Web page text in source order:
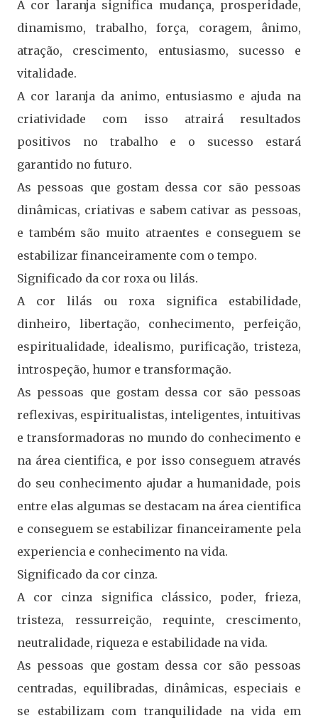
A cor laranja significa mudança, prosperidade,
dinamismo, trabalho, força, coragem, ânimo,
atração, crescimento, entusiasmo, sucesso e
vitalidade.
A cor laranja da animo, entusiasmo e ajuda na
criatividade com isso atrairá resultados
positivos no trabalho e o sucesso estará
garantido no futuro.
As pessoas que gostam dessa cor são pessoas
dinâmicas, criativas e sabem cativar as pessoas,
e também são muito atraentes e conseguem se
estabilizar financeiramente com o tempo.
Significado da cor roxa ou lilás.
A cor lilás ou roxa significa estabilidade,
dinheiro, libertação, conhecimento, perfeição,
espiritualidade, idealismo, purificação, tristeza,
introspeção, humor e transformação.
As pessoas que gostam dessa cor são pessoas
reflexivas, espiritualistas, inteligentes, intuitivas
e transformadoras no mundo do conhecimento e
na área cientifica, e por isso conseguem através
do seu conhecimento ajudar a humanidade, pois
entre elas algumas se destacam na área cientifica
e conseguem se estabilizar financeiramente pela
experiencia e conhecimento na vida.
Significado da cor cinza.
A cor cinza significa clássico, poder, frieza,
tristeza, ressurreição, requinte, crescimento,
neutralidade, riqueza e estabilidade na vida.
As pessoas que gostam dessa cor são pessoas
centradas, equilibradas, dinâmicas, especiais e
se estabilizam com tranquilidade na vida em